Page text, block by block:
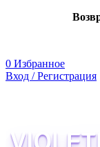
0 Избранное
Вход / Регистрация